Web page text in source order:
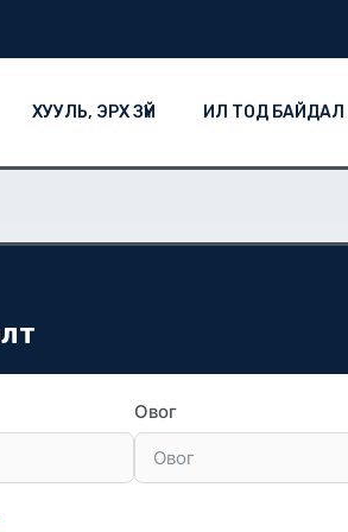
ХУУЛЬ, ЭРХ ЗҮЙ ИЛ ТОД БАЙДАЛ
Овог